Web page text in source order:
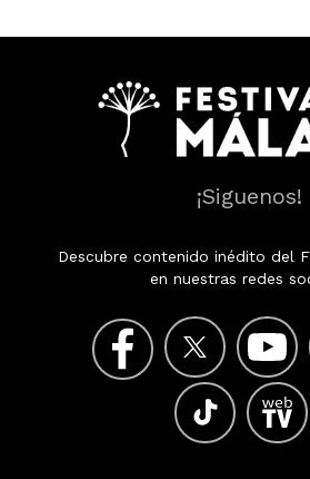
¡Siguenos!
Descubre contenido inédito del
en nuestras redes